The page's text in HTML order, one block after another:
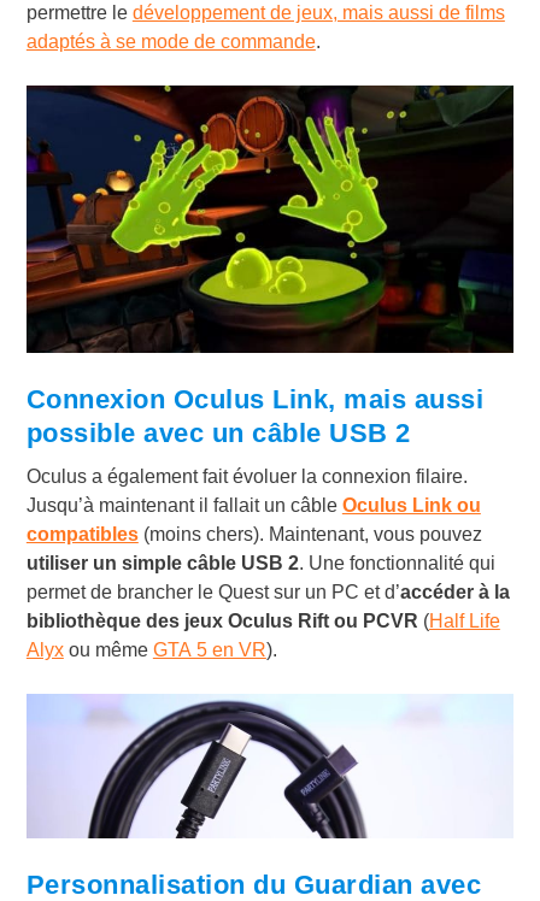
permettre le développement de jeux, mais aussi de films
adaptés à se mode de commande.
Connexion Oculus Link, mais aussi
possible avec un câble USB 2
Oculus a également fait évoluer la connexion filaire.
Jusqu’à maintenant il fallait un câble Oculus Link ou
compatibles(moins chers). Maintenant, vous pouvez
utiliser un simple câble USB 2. Une fonctionnalité qui
permet de brancher le Quest sur un PC et d’accéder à la
bibliothèque des jeux Oculus Rift ou PCVR (Half Life
Alyxou même GTA 5 en VR).
Personnalisation du Guardian avec